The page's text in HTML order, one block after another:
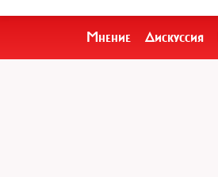
Мнение Дискуссия